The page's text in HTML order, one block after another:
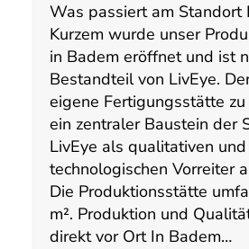
Was passiert am Standort
Kurzem wurde unser
in Badem eröffnet und ist
Bestandteil von LivEye.
eigene Fertigungsstätte
ein zentraler Baustein der
LivEye als qualitativen und
technologischen Vorreiter
Die Produktionsstätte
m². Produktion und
direkt vor Ort In Badem…